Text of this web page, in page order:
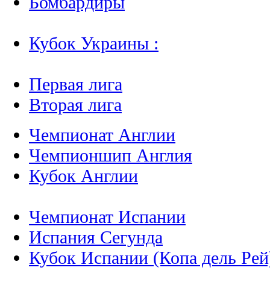
Кубок Украины :
Первая лига
Вторая лига
Чемпионат Англии
Чемпионшип Англия
Кубок Англии
Чемпионат Испании
Испания Сегунда
Кубок Испании (Копа дель